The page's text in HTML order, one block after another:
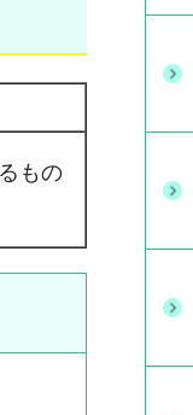
もの